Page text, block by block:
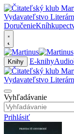
Doručenie
Knihy E-knihy
Vyhľadávanie
Prihlásiť